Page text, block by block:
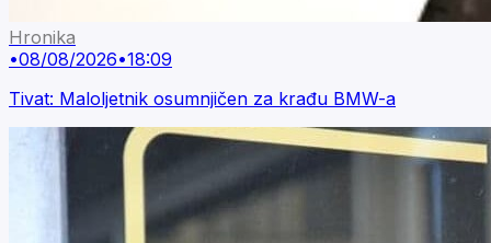
Hronika
•08/08/2026•18:09
Tivat: Maloljetnik osumnjičen za krađu BMW-a